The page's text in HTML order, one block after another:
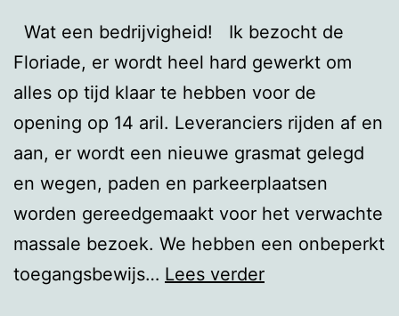
Wat een bedrijvigheid! Ik bezocht de
Floriade, er wordt heel hard gewerkt om
alles op tijd klaar te hebben voor de
opening op 14 aril. Leveranciers rijden af en
aan, er wordt een nieuwe grasmat gelegd
en wegen, paden en parkeerplaatsen
worden gereedgemaakt voor het verwachte
massale bezoek. We hebben een onbeperkt
toegangsbewijs… Lees verderFloriade